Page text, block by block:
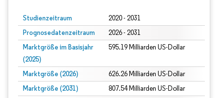
Studienzeitraum 2020 - 2031
Prognosedatenzeitraum 2026 - 2031
Marktgröße im Basisjahr
(2025)
595.19 Milliarden US-Dollar
Marktgröße (2026) 626.26 Milliarden US-Dollar
Marktgröße (2031) 807.54 Milliarden US-Dollar